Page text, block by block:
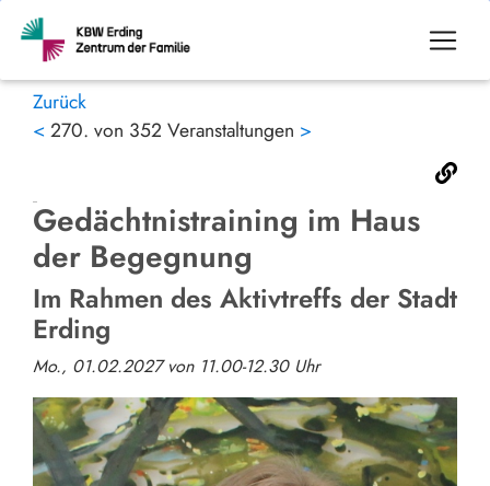
Zurück
< 270. von 352 Veranstaltungen >
Gedächtnistraining im Haus
der Begegnung
Im Rahmen des Aktivtreffs der Stadt
Erding
Mo., 01.02.2027 von 11.00-12.30 Uhr